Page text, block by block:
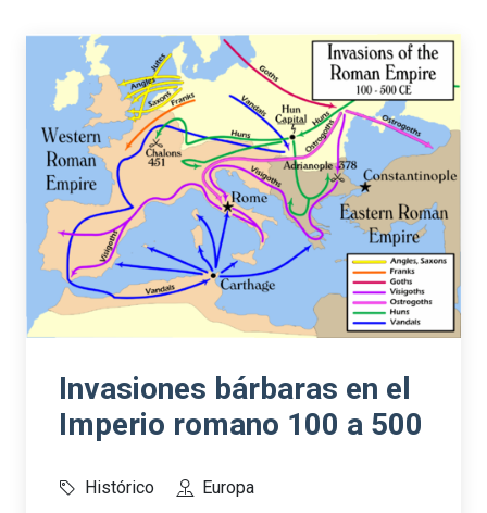
Invasiones bárbaras en el
Imperio romano 100 a 500
Histórico Europa